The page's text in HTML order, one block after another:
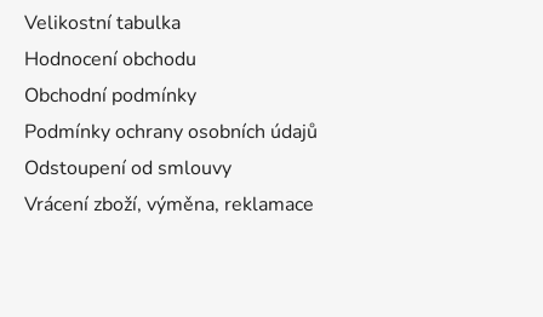
Velikostní tabulka
Hodnocení obchodu
Obchodní podmínky
Podmínky ochrany osobních údajů
Odstoupení od smlouvy
Vrácení zboží, výměna, reklamace